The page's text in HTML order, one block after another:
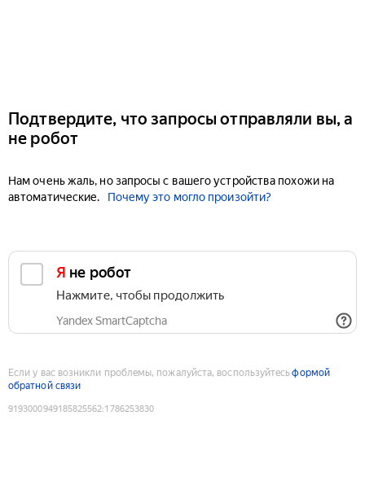
Подтвердите, что запросы отправляли вы, а
не робот
Нам очень жаль, но запросы с вашего устройства похожи на
автоматические.
Почему это могло произойти?
Я не робот
Нажмите, чтобы продолжить
Yandex SmartCaptcha
Если у вас возникли проблемы, пожалуйста, воспользуйтесьформой
обратной связи
9193000949185825562:1786253830